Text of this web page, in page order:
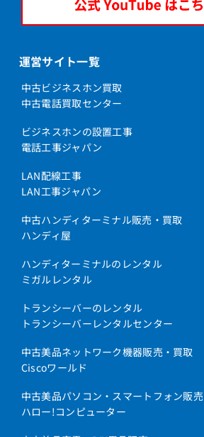
運営サイト一覧
中古ビジネスホン買取
中古電話買取センター
ビジネスホンの設置工事
電話工事ジャパン
LAN配線工事
LAN工事ジャパン
中古ハンディターミナル販売・買取
ハンディ屋
ハンディターミナルのレンタル
ミガルレンタル
トランシーバーのレンタル
トランシーバーレンタルセンター
中古美品ネットワーク機器販売・買取
Ciscoワールド
中古美品パソコン・スマートフォン販売
ハロー!コンピューター